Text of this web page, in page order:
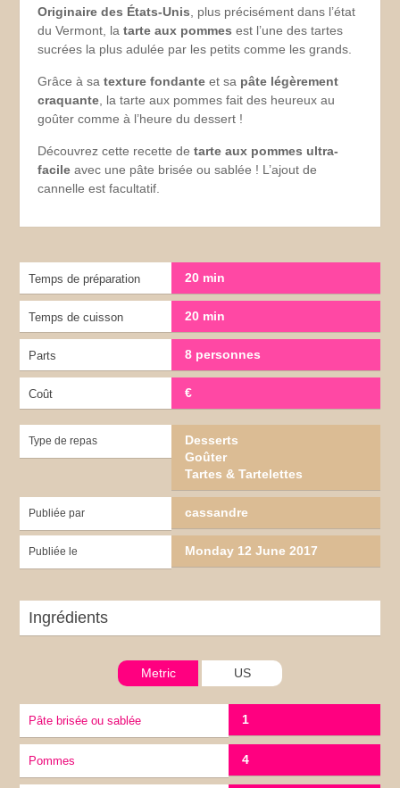
Originaire des États-Unis , plus précisément dans l’état
du Vermont, la tarte aux pommes est l’une des tartes
sucrées la plus adulée par les petits comme les grands.
Grâce à satexture fondante et sa pâte légèrement
craquante , la tarte aux pommes fait des heureux au
goûter comme à l’heure du dessert !
Découvrez cette recette detarte aux pommes ultra-
facile avec une pâte brisée ou sablée ! L’ajout de
cannelle est facultatif.
Temps de préparation 20 min
Temps de cuisson 20 min
Parts 8 personnes
Coût €
Type de repas
Desserts
Goûter
Tartes & Tartelettes
Publiée par cassandre
Publiée le Monday 12 June 2017
Ingrédients
Metric US
pâte brisée ou sablée 1
Pommes 4